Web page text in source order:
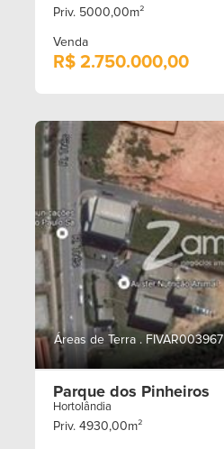
Priv. 5000,00m²
Venda
R$ 2.750.000,00
Áreas de Terra . FIVAR003967
Parque dos Pinheiros
Hortolândia
Priv. 4930,00m²